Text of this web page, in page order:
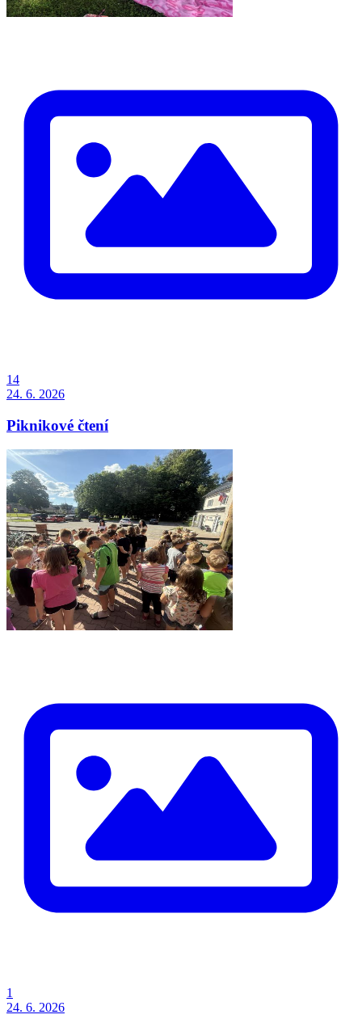
14
24. 6. 2026
Piknikové čtení
1
24. 6. 2026